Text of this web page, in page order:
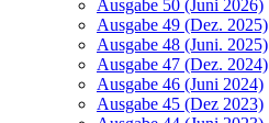
Ausgabe 50 (Juni 2026)
Ausgabe 49 (Dez. 2025)
Ausgabe 48 (Juni. 2025)
Ausgabe 47 (Dez. 2024)
Ausgabe 46 (Juni 2024)
Ausgabe 45 (Dez 2023)